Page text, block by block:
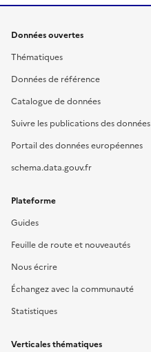
Données ouvertes
Thématiques
Données de référence
Catalogue de données
Suivre les publications des données
Portail des données européennes
schema.data.gouv.fr
Plateforme
Guides
Feuille de route et nouveautés
Nous écrire
Échangez avec la communauté
Statistiques
Verticales thématiques